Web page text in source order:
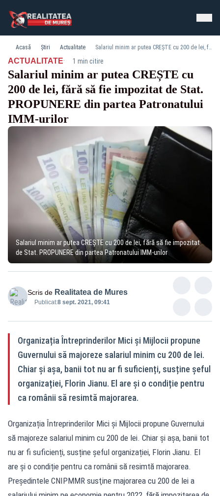
Acasă Știri Actualitate Salariul minim ar putea CREȘTE cu 200 de lei, fără să fie impozitat de Stat. PROPUNERE din partea Patronatului IMM-urilor
ACTUALITATE· 1 min citire
Salariul minim ar putea CREȘTE cu
200 de lei, fără să fie impozitat de Stat.
PROPUNERE din partea Patronatului
IMM-urilor
Salariul minim ar putea CREȘTE cu 200 de lei, fără să fie impozitat
de Stat. PROPUNERE din partea Patronatului IMM-urilor
Scris de Realitatea de Mures
Publicat:8 sept. 2021, 09:41
Organizația Întreprinderilor Mici şi Mijlocii propune
Guvernului să majoreze salariul minim cu 200 de lei.
Chiar și așa, banii tot nu ar fi suficienți, susține șeful
organizației, Florin Jianu. El are și o condiție pentru
ca românii să resimtă majorarea.
Organizația Întreprinderilor Mici şi Mijlocii propune Guvernului
să majoreze salariul minim cu 200 de lei. Chiar și așa, banii tot
nu ar fi suficienți, susține șeful organizației, Florin Jianu. El
are și o condiție pentru ca românii să resimtă majorarea.
Preşedintele CNIPMMR susţine majorarea cu 200 de lei a